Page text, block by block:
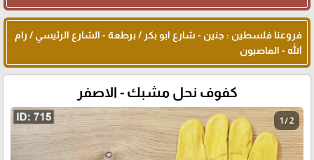
فروعنا فلسطين : جنين - شارع ابو بكر / برطعة - الشارع الرئيسي / رام
الله - الماصيون
كفوف نحل مشبك - الاصفر
1 / 2